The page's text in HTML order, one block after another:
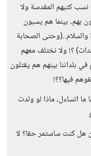
نسب كتبهم المقدسة ولا
بهم، بينما هم يسبون
والسلام..(وحتى الصحابة
؟! ولا نختلف معهم
بلداننا بينهم هم يقتلون
فيها؟؟!
اتساءل، ماذا لو ولدت
كنت ساستمر حقا؟ لا